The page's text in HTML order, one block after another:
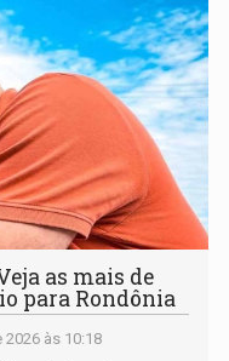
as mais de
para Rondônia
às 10:18